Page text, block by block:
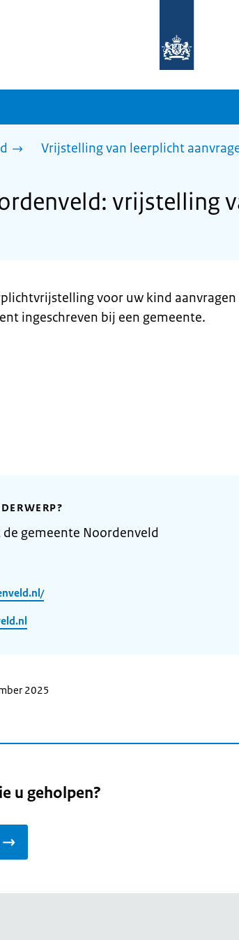
homepage
Vrijstelling van leerplicht
vrijstelling
voor uw kind aanvragen
ingeschreven bij een gemeente.
gemeente Noordenveld
2025
u geholpen?